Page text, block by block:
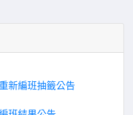
新編班抽籤公告